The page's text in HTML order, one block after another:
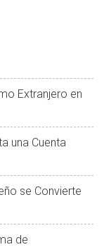
Extranjero en
una Cuenta
se Convierte
de